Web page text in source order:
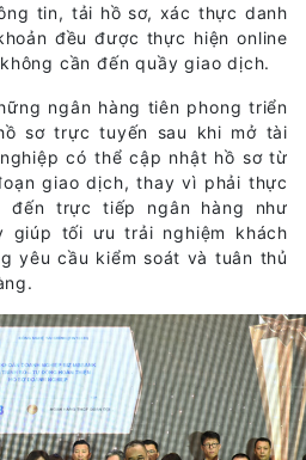
tin, tải hồ sơ, xác thực danh
đều được thực hiện online
cần đến quầy giao dịch.
ngân hàng tiên phong triển
sơ trực tuyến sau khi mở tài
có thể cập nhật hồ sơ từ
giao dịch, thay vì phải thực
đến trực tiếp ngân hàng như
giúp tối ưu trải nghiệm khách
yêu cầu kiểm soát và tuân thủ